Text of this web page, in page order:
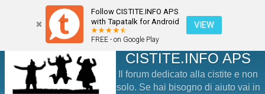
Follow CISTITE.INFO APS
with Tapatalk for Android
FREE - on Google Play
VIEW
CISTITE.INFO APS
Il forum dedicato alla cistite e non
solo. Se hai bisogno di aiuto vai in